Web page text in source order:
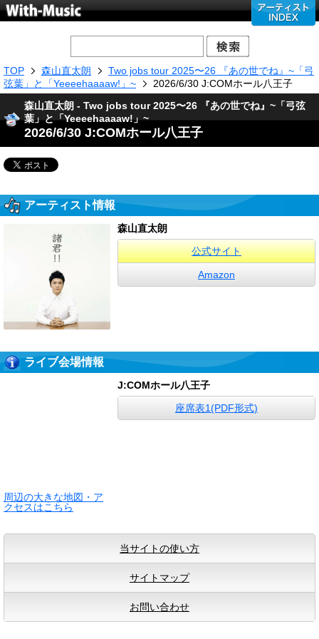
TOP 森山直太朗
Two jobs tour 2025〜26 『あの世でね』~「弓
弦葉」と「Yeeeehaaaaw!」~
2026/6/30 J:COMホール八王子
森山直太朗 - Two jobs tour 2025〜26 『あの世でね』~「弓弦
葉」と「Yeeeehaaaaw!」~
2026/6/30 J:COMホール八王子
アーティスト情報
森山直太朗
公式サイト
Amazon
ライブ会場情報
周辺の大きな地図・ア
クセスはこちら
J:COMホール八王子
座席表1(PDF形式)
当サイトの使い方
サイトマップ
お問い合わせ